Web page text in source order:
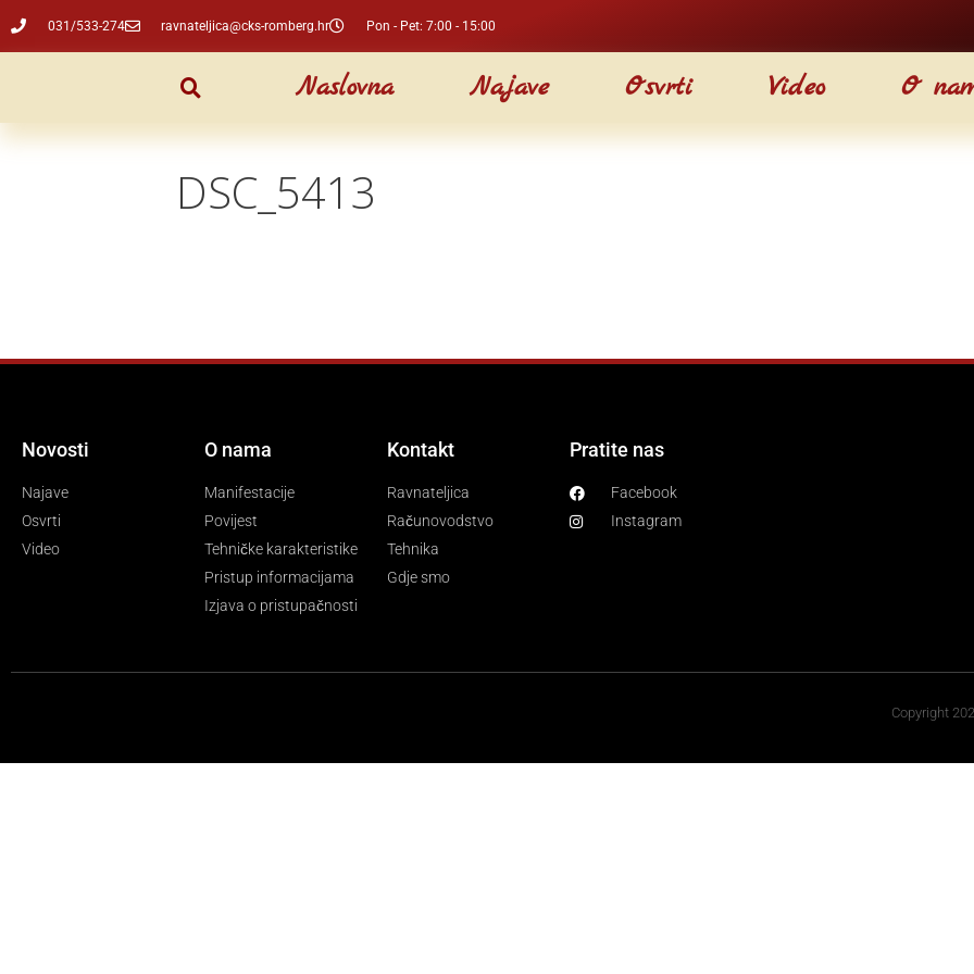
031/533-274 ravnateljica@cks-romberg.hr Pon - Pet: 7:00 - 15:00
Naslovna Najave Osvrti Video O
DSC_5413
Novosti
Najave
Osvrti
Video
O nama
Manifestacije
Povijest
Tehničke karakteristike
Pristup informacijama
Izjava o pristupačnosti
Kontakt
Ravnateljica
Računovodstvo
Tehnika
Gdje smo
Pratite nas
Facebook
Instagram
Copyright